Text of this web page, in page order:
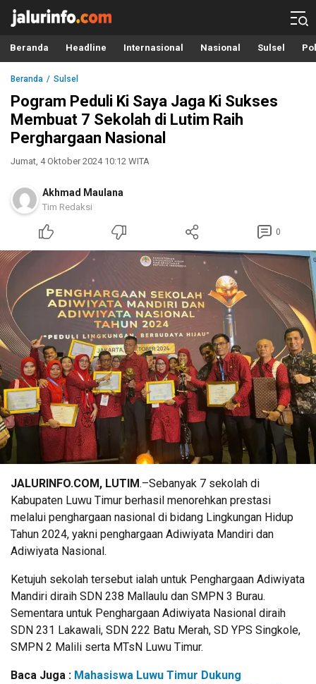
Info Terbaru, Berita Terkini Hari Ini, Jalurinfo.com
Terkini, Akurat dan Terpercaya
Beranda Headline Internasional Nasional Sulsel
Beranda Sulsel
Pogram Peduli Ki Saya Jaga Ki Sukses
Membuat 7 Sekolah di Lutim Raih
Perghargaan Nasional
Jumat, 4 Oktober 2024 10:12 WITA
Akhmad Maulana
Tim Redaksi
0
JALURINFO.COM, LUTIM.–Sebanyak 7 sekolah di
Kabupaten Luwu Timur berhasil menorehkan prestasi
melalui penghargaan nasional di bidang Lingkungan Hidup
Tahun 2024, yakni penghargaan Adiwiyata Mandiri dan
Adiwiyata Nasional.
Ketujuh sekolah tersebut ialah untuk Penghargaan Adiwiyata
Mandiri diraih SDN 238 Mallaulu dan SMPN 3 Burau.
Sementara untuk Penghargaan Adiwiyata Nasional diraih
SDN 231 Lakawali, SDN 222 Batu Merah, SD YPS Singkole,
SMPN 2 Malili serta MTsN Luwu Timur.
Baca Juga : Mahasiswa Luwu Timur Dukung